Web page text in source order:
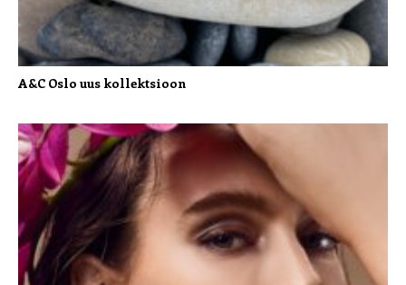
A&C Oslo uus kollektsioon